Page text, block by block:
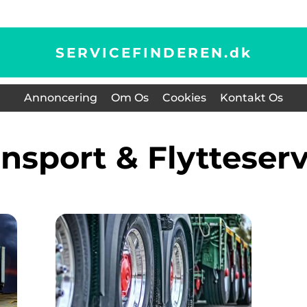
SERVICEFINDEREN.dk
Annoncering Om Os Cookies Kontakt Os
&